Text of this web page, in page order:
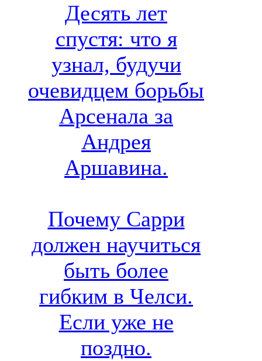
Десять лет
спустя: что я
узнал, будучи
очевидцем борьбы
Арсенала за
Андрея
Аршавина.
Почему Сарри
должен научиться
быть более
гибким в Челси.
Если уже не
поздно.